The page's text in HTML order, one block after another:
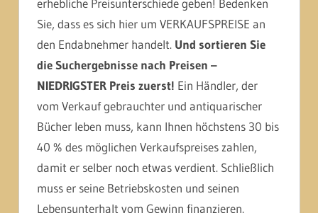
erhebliche Preisunterschiede geben! Bedenken
Sie, dass es sich hier um VERKAUFSPREISE an
den Endabnehmer handelt. Und sortieren Sie
die Suchergebnisse nach Preisen –
NIEDRIGSTER Preis zuerst! Ein Händler, der
vom Verkauf gebrauchter und antiquarischer
Bücher leben muss, kann Ihnen höchstens 30 bis
40 % des möglichen Verkaufspreises zahlen,
damit er selber noch etwas verdient. Schließlich
muss er seine Betriebskosten und seinen
Lebensunterhalt vom Gewinn finanzieren.